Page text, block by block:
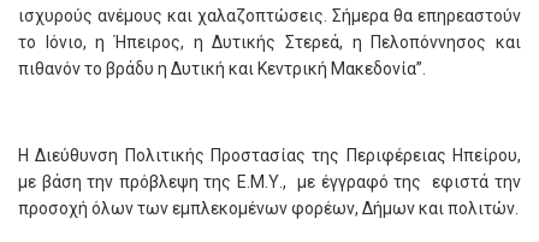
ισχυρούς ανέμους και χαλαζοπτώσεις. Σήμερα θα επηρεαστούν
το Ιόνιο, η Ήπειρος, η Δυτικής Στερεά, η Πελοπόννησος και
πιθανόν το βράδυ η Δυτική και Κεντρική Μακεδονία”.
Η Διεύθυνση Πολιτικής Προστασίας της Περιφέρειας Ηπείρου,
με βάση την πρόβλεψη της Ε.Μ.Υ., με έγγραφό της εφιστά την
προσοχή όλων των εμπλεκομένων φορέων, Δήμων και πολιτών.